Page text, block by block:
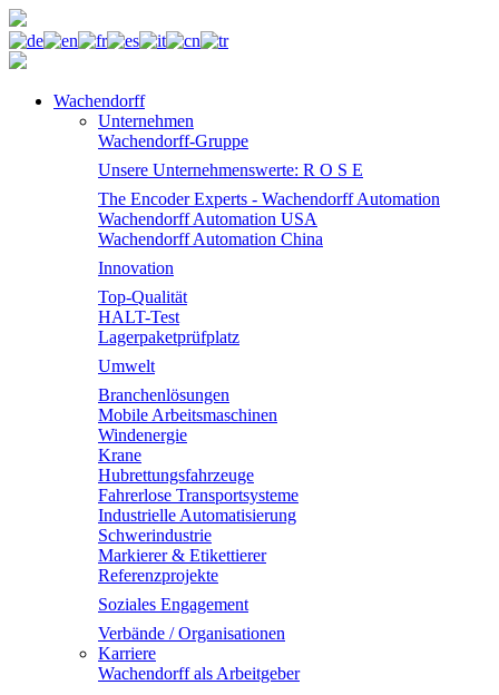
Wachendorff
Unternehmen
Wachendorff-Gruppe
Unsere Unternehmenswerte: R O S E
The Encoder Experts - Wachendorff Automation
Wachendorff Automation USA
Wachendorff Automation China
Innovation
Top-Qualität
HALT-Test
Lagerpaketprüfplatz
Umwelt
Branchenlösungen
Mobile Arbeitsmaschinen
Windenergie
Krane
Hubrettungsfahrzeuge
Fahrerlose Transportsysteme
Industrielle Automatisierung
Schwerindustrie
Markierer & Etikettierer
Referenzprojekte
Soziales Engagement
Verbände / Organisationen
Karriere
Wachendorff als Arbeitgeber